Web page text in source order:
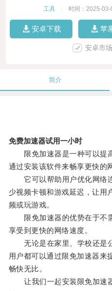
工具 时间：2025-03-
安卓下载 苹
安卓市
简介
免费加速器试用一小时
限免加速器是一种可以提
通过安装该软件来畅享更快的
它可以帮助用户优化网络
少视频卡顿和游戏延迟，让用
频或玩游戏。
限免加速器的优势在于不
享受到更快的网络速度。
无论是在家里、学校还是公
用户都可以通过限免加速器来
畅快无比。
让我们一起安装限免加速